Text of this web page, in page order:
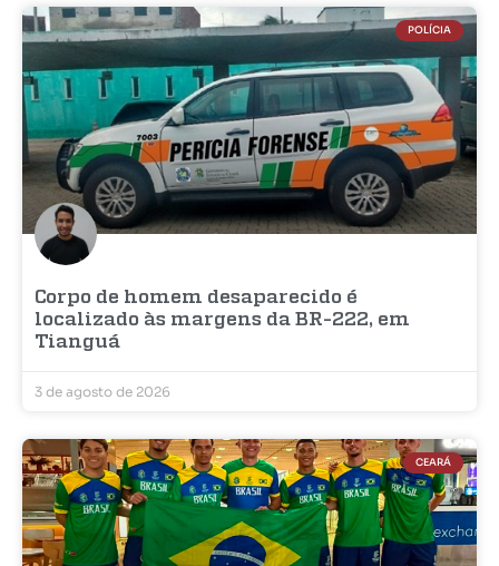
POLÍCIA
Corpo de homem desaparecido é
localizado às margens da BR-222, em
Tianguá
3 de agosto de 2026
CEARÁ